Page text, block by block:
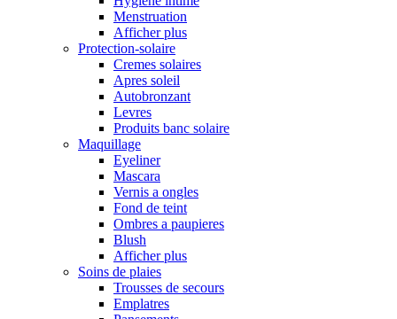
Menstruation
Afficher plus
Protection-solaire
Cremes solaires
Apres soleil
Autobronzant
Levres
Produits banc solaire
Maquillage
Eyeliner
Mascara
Vernis a ongles
Fond de teint
Ombres a paupieres
Blush
Afficher plus
Soins de plaies
Trousses de secours
Emplatres